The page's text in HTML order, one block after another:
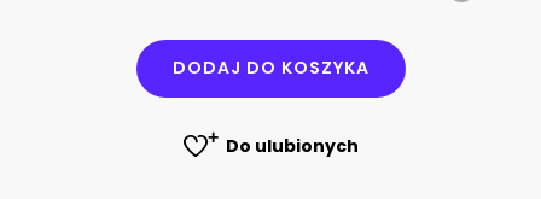
DODAJ DO KOSZYKA
Do ulubionych